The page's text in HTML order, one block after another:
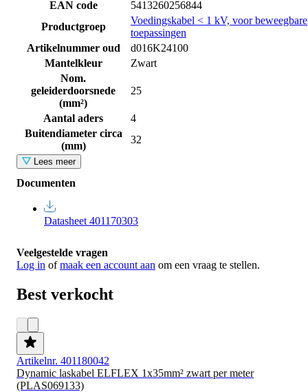
EAN code
5413260256844
Productgroep
Voedingskabel < 1 kV, voor beweegbare
toepassingen
Artikelnummer oud
d016K24100
Mantelkleur
Zwart
Nom.
geleiderdoorsnede
(mm²)
25
Aantal aders
4
Buitendiameter circa
(mm)
32
Lees meer
Documenten
Datasheet 401170303
Veelgestelde vragen
Log in ofmaak een account aan om een vraag te stellen.
Best verkocht
Artikelnr. 401180042
Dynamic laskabel ELFLEX 1x35mm² zwart per meter
(PLAS069133)